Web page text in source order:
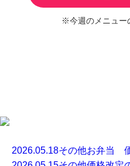
※今週のメニュー
2026.05.18その他お弁当